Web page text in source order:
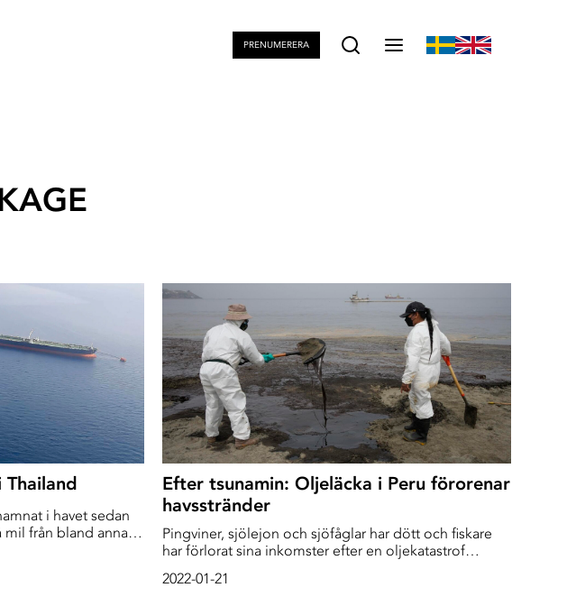
PRENUMERERA
i havet sedan
från bland annat
Efter tsunamin: Oljeläcka i Peru förorenar
havsstränder
Pingviner, sjölejon och sjöfåglar har dött och fiskare
har förlorat sina inkomster efter en oljekatastrof
hundratals mil bort. 21 stränder på Stillahavskusten har
2022-01-21